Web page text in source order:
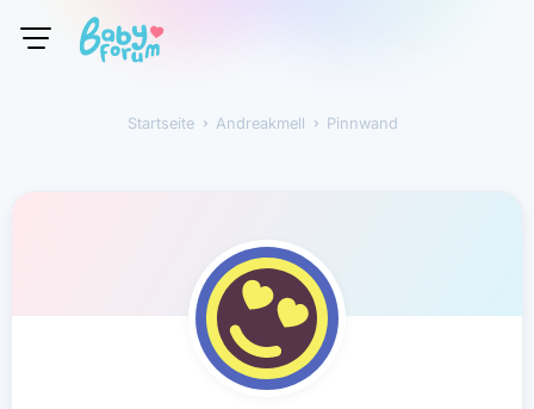
Startseite › Andreakmell › Pinnwand